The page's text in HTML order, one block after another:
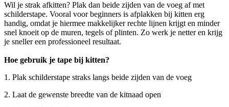
Wil je strak afkitten? Plak dan beide zijden van de voeg af met
schilderstape. Vooral voor beginners is afplakken bij kitten erg
handig, omdat je hiermee makkelijker rechte lijnen krijgt en minder
snel knoeit op de muren, tegels of plinten. Zo werk je netter en krijg
je sneller een professioneel resultaat.
Hoe gebruik je tape bij kitten?
1. Plak schilderstape straks langs beide zijden van de voeg
2. Laat de gewenste breedte van de kitnaad open